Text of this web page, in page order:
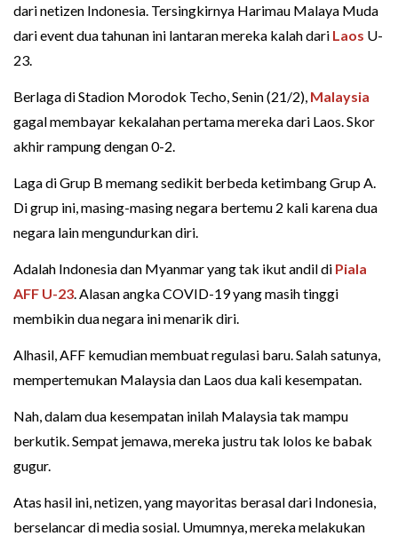
dari netizen Indonesia. Tersingkirnya Harimau Malaya Muda
dari event dua tahunan ini lantaran mereka kalah dari Laos U-
23.
Berlaga di Stadion Morodok Techo, Senin (21/2), Malaysia
gagal membayar kekalahan pertama mereka dari Laos. Skor
akhir rampung dengan 0-2.
Laga di Grup B memang sedikit berbeda ketimbang Grup A.
Di grup ini, masing-masing negara bertemu 2 kali karena dua
negara lain mengundurkan diri.
Adalah Indonesia dan Myanmar yang tak ikut andil di Piala
AFF U-23. Alasan angka COVID-19 yang masih tinggi
membikin dua negara ini menarik diri.
Alhasil, AFF kemudian membuat regulasi baru. Salah satunya,
mempertemukan Malaysia dan Laos dua kali kesempatan.
Nah, dalam dua kesempatan inilah Malaysia tak mampu
berkutik. Sempat jemawa, mereka justru tak lolos ke babak
gugur.
Atas hasil ini, netizen, yang mayoritas berasal dari Indonesia,
berselancar di media sosial. Umumnya, mereka melakukan